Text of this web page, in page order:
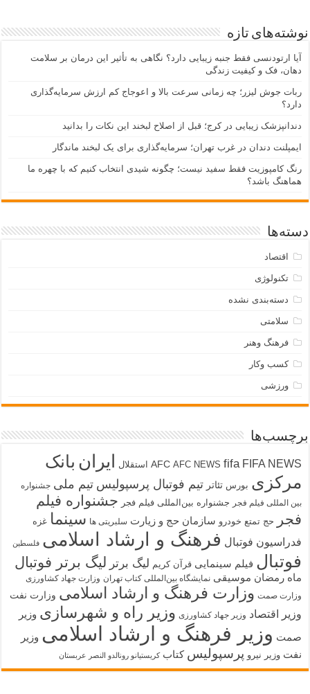
نوشته‌های تازه
آیا ارتودنسی فقط جنبه زیبایی دارد؟ نگاهی به تأثیر این درمان بر سلامت
دهان، فک و کیفیت زندگی
ربات جوش لیزر؛ چه زمانی سرعت بالا و اعوجاج کم ارزش سرمایه‌گذاری
دارد؟
دندانپزشک زیبایی در کرج؛ قبل از اصلاح لبخند این نکات را بدانید
ایمپلنت دندان در غرب تهران؛ سرمایه‌گذاری برای یک لبخند ماندگار
رنگ کامپوزیت فقط سفید نیست؛ چگونه شیدی انتخاب کنیم که با چهره ما
هماهنگ باشد؟
دسته‌ها
اقتصاد
تکنولوژی
دسته‌بندی نشده
سلامتی
فرهنگ وهنر
کسب وکار
ورزشی
برچسب‌ها
AFC AFC NEWS fifa FIFA NEWS استقلال ایران بانک
مرکزی بورس تئاتر تیم فوتبال پرسپولیس تیم ملی جشنواره
بین المللی فیلم فجر جشنواره بین‌المللی فیلم فجر جشنواره فیلم
فجر
حج تمتع خودرو سازمان حج و زیارت سلبریتی ها سینما غزه
فدراسیون فوتبال فرهنگ و ارشاد اسلامی فلسطین
فوتبال فیلم سینمایی قرآن کریم لیگ برتر لیگ برتر فوتبال
ماه رمضان موسیقی نمایشگاه بین‌المللی کتاب تهران وزارت جهاد کشاورزی
وزارت صمت وزارت فرهنگ و ارشاد اسلامی وزارت نفت
وزیر اقتصاد وزیر جهاد کشاورزی وزیر راه و شهرسازی وزیر
صمت وزیر فرهنگ و ارشاد اسلامی وزیر
نفت وزیر نیرو پرسپولیس کتاب کریستیانو رونالدو النصر عربستان